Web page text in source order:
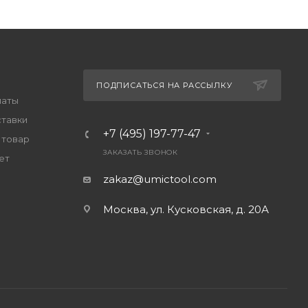
товар
ПОДПИСАТЬСЯ НА РАССЫЛКУ
+7 (495) 197-77-47
ЗАКАЗАТЬ ЗВОНОК
zakaz@umictool.com
Москва, ул. Кусковская, д. 20А